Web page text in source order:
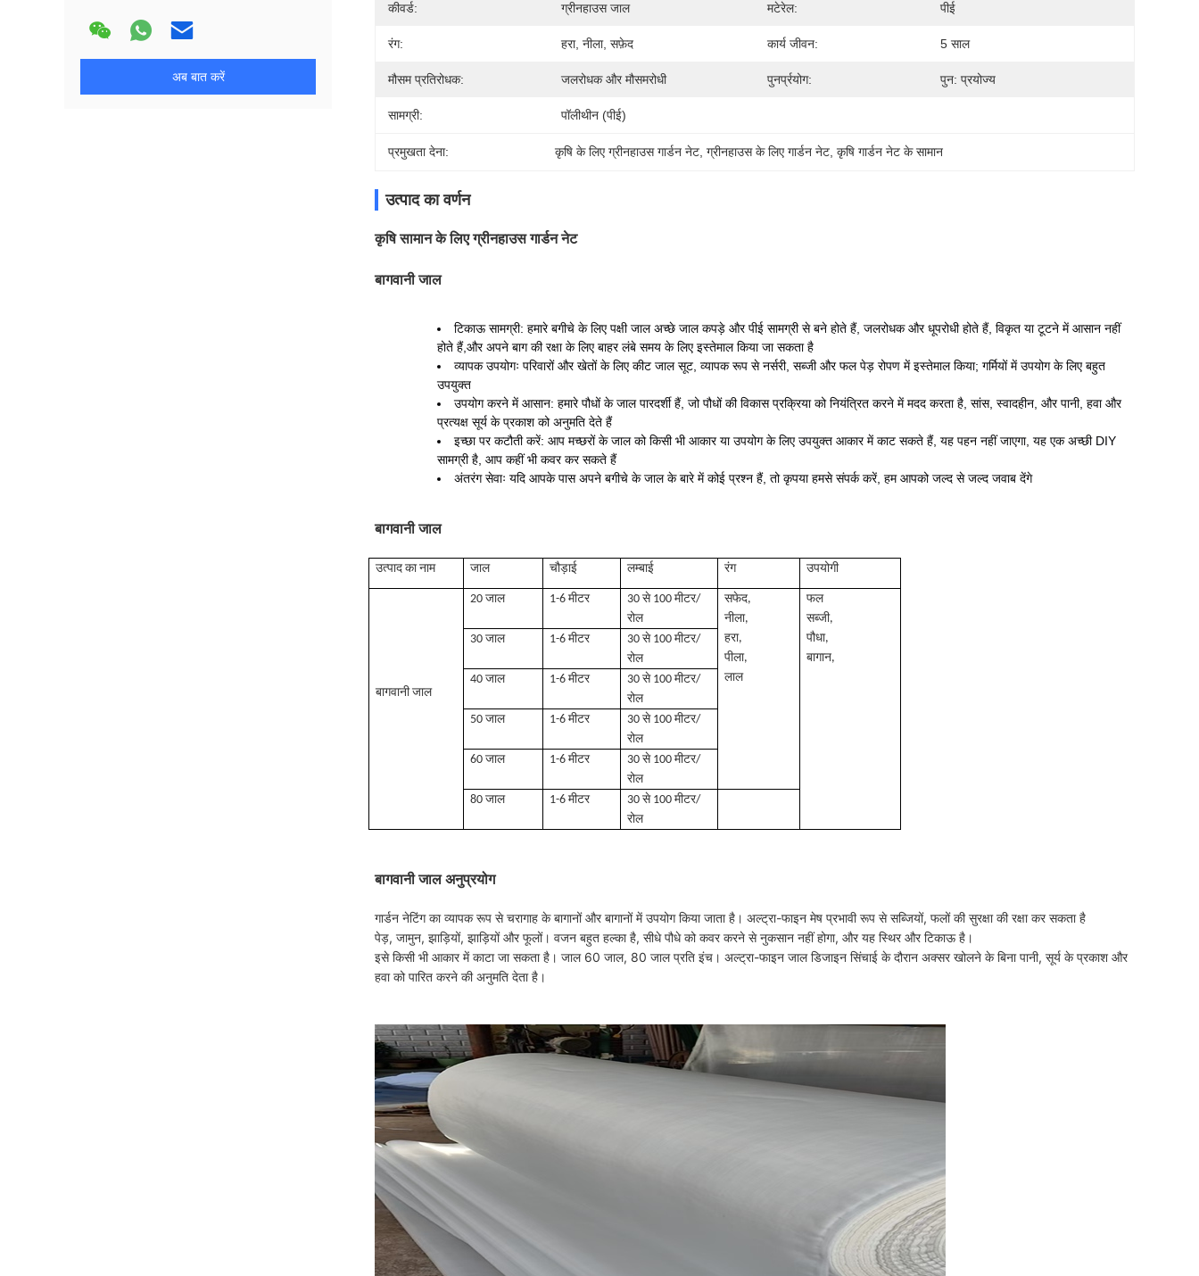
अब बात करें
कीवर्ड: ग्रीनहाउस जाल मटेरेल: पीई
रंग: हरा, नीला, सफ़ेद कार्य जीवन: 5 साल
मौसम प्रतिरोधक: जलरोधक और मौसमरोधी पुनर्प्रयोग: पुन: प्रयोज्य
सामग्री: पॉलीथीन (पीई)
प्रमुखता देना: कृषि के लिए ग्रीनहाउस गार्डन नेट , ग्रीनहाउस के लिए गार्डन नेट , कृषि गार्डन नेट के सामान
उत्पाद का वर्णन
कृषि सामान के लिए ग्रीनहाउस गार्डन नेट
बागवानी जाल
टिकाऊ सामग्री: हमारे बगीचे के लिए पक्षी जाल अच्छे जाल कपड़े और पीई सामग्री से बने होते हैं, जलरोधक और धूपरोधी होते हैं, विकृत या टूटने में आसान नहीं
होते हैं,और अपने बाग की रक्षा के लिए बाहर लंबे समय के लिए इस्तेमाल किया जा सकता है
व्यापक उपयोगः परिवारों और खेतों के लिए कीट जाल सूट, व्यापक रूप से नर्सरी, सब्जी और फल पेड़ रोपण में इस्तेमाल किया; गर्मियों में उपयोग के लिए बहुत
उपयुक्त
उपयोग करने में आसान: हमारे पौधों के जाल पारदर्शी हैं, जो पौधों की विकास प्रक्रिया को नियंत्रित करने में मदद करता है, सांस, स्वादहीन, और पानी, हवा और
प्रत्यक्ष सूर्य के प्रकाश को अनुमति देते हैं
इच्छा पर कटौती करें: आप मच्छरों के जाल को किसी भी आकार या उपयोग के लिए उपयुक्त आकार में काट सकते हैं, यह पहन नहीं जाएगा, यह एक अच्छी DIY
सामग्री है, आप कहीं भी कवर कर सकते हैं
अंतरंग सेवाः यदि आपके पास अपने बगीचे के जाल के बारे में कोई प्रश्न हैं, तो कृपया हमसे संपर्क करें, हम आपको जल्द से जल्द जवाब देंगे
बागवानी जाल
उत्पाद का नाम जाल चौड़ाई लम्बाई रंग उपयोगी
बागवानी जाल
20 जाल 1-6 मीटर
30 से 100 मीटर/
रोल
सफेद,
नीला,
हरा,
पीला,
लाल
फल
सब्जी,
पौधा,
बागान,
30 जाल 1-6 मीटर
30 से 100 मीटर/
रोल
40 जाल
1-6 मीटर
30 से 100 मीटर/
रोल
50 जाल
1-6 मीटर
30 से 100 मीटर/
रोल
60 जाल
1-6 मीटर
30 से 100 मीटर/
रोल
80 जाल
1-6 मीटर
30 से 100 मीटर/
रोल
बागवानी जाल अनुप्रयोग
गार्डन नेटिंग का व्यापक रूप से चरागाह के बागानों और बागानों में उपयोग किया जाता है। अल्ट्रा-फाइन मेष प्रभावी रूप से सब्जियों, फलों की सुरक्षा की रक्षा कर सकता है
पेड़, जामुन, झाड़ियों, झाड़ियों और फूलों। वजन बहुत हल्का है, सीधे पौधे को कवर करने से नुकसान नहीं होगा, और यह स्थिर और टिकाऊ है।
इसे किसी भी आकार में काटा जा सकता है। जाल 60 जाल, 80 जाल प्रति इंच। अल्ट्रा-फाइन जाल डिजाइन सिंचाई के दौरान अक्सर खोलने के बिना पानी, सूर्य के प्रकाश और
हवा को पारित करने की अनुमति देता है।